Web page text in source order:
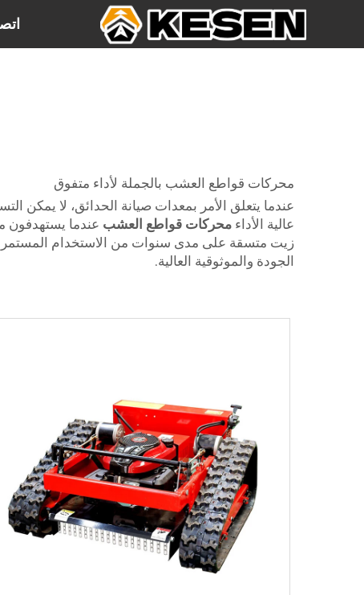
محركات قواطع العشب بالجملة لأداء متفوق
عندما يتعلق الأمر بمعدات صيانة الحدائق، لا
عالية الأداء محركات قواطع العشب عندما يستهدفون
زيت متسقة على مدى سنوات من الاستخدام
الجودة والموثوقية العالية.